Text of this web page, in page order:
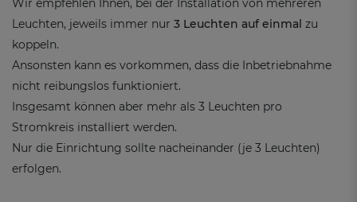
Wir empfehlen Ihnen, bei der Installation von mehreren
Leuchten, jeweils immer nur 3 Leuchten auf einmal zu
koppeln.
Ansonsten kann es vorkommen, dass die Inbetriebnahme
nicht reibungslos funktioniert.
Insgesamt können aber mehr als 3 Leuchten pro
Stromkreis installiert werden.
Nur die Einrichtung sollte nacheinander (je 3 Leuchten)
erfolgen.